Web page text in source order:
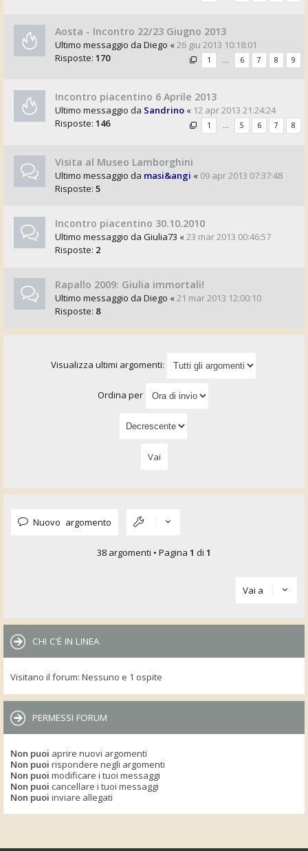
Aosta - Incontro 22/23 Giugno 2013
Ultimo messaggio da Diego «26 giu 2013 10:18:01
Risposte: 170 1 … 6 7 8 9
Incontro piacentino 6 Aprile 2013
Ultimo messaggio da Sandrino « 12 apr 2013 21:24:24
Risposte: 146 1 … 5 6 7 8
Visita al Museo Lamborghini
Ultimo messaggio da masi&angi « 09 apr 2013 07:37:48
Risposte: 5
Incontro piacentino 30.10.2010
Ultimo messaggio da Giulia73 «23 mar 2013 00:46:57
Risposte: 2
Rapallo 2009: Giulia immortali!
Ultimo messaggio da Diego «21 mar 2013 12:00:10
Risposte: 8
Visualizza ultimi argomenti:
Ordina per
Nuovo argomento
38 argomenti • Pagina 1 di 1
Vai a
CHI C’È IN LINEA
Visitano il forum: Nessuno e 1 ospite
PERMESSI FORUM
Non puoi aprire nuovi argomenti
Non puoi rispondere negli argomenti
Non puoi modificare i tuoi messaggi
Non puoi cancellare i tuoi messaggi
Non puoi inviare allegati